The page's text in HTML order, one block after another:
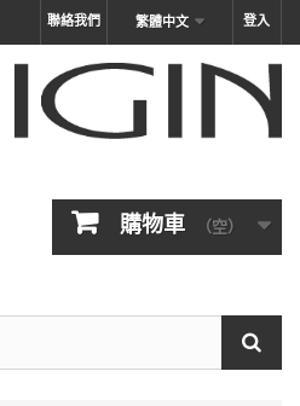
登入
繁體中文
聯絡我們
購物車 （空）